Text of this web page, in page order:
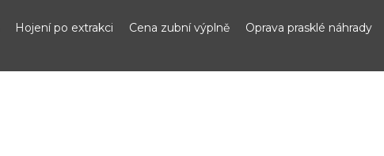
Hojení po extrakci Cena zubní výplně Oprava prasklé náhrady